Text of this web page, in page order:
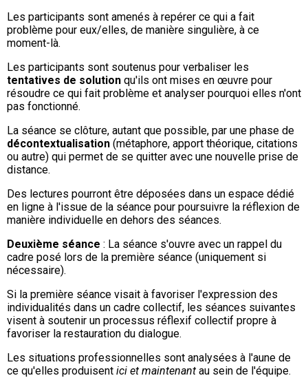
Les participants sont amenés à repérer ce qui a fait
problème pour eux/elles, de manière singulière, à ce
moment-là.
Les participants sont soutenus pour verbaliser les
tentatives de solution qu'ils ont mises en œuvre pour
résoudre ce qui fait problème et analyser pourquoi elles n'ont
pas fonctionné.
La séance se clôture, autant que possible, par une phase de
décontextualisation (métaphore, apport théorique, citations
ou autre) qui permet de se quitter avec une nouvelle prise de
distance.
Des lectures pourront être déposées dans un espace dédié
en ligne à l'issue de la séance pour poursuivre la réflexion de
manière individuelle en dehors des séances.
Deuxième séance : La séance s'ouvre avec un rappel du
cadre posé lors de la première séance (uniquement si
nécessaire).
Si la première séance visait à favoriser l'expression des
individualités dans un cadre collectif, les séances suivantes
visent à soutenir un processus réflexif collectif propre à
favoriser la restauration du dialogue.
Les situations professionnelles sont analysées à l'aune de
ce qu'elles produisent ici et maintenant au sein de l'équipe.